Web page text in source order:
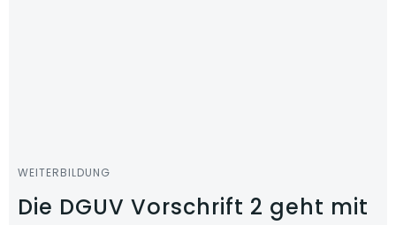
WEITERBILDUNG
Die DGUV Vorschrift 2 geht mit